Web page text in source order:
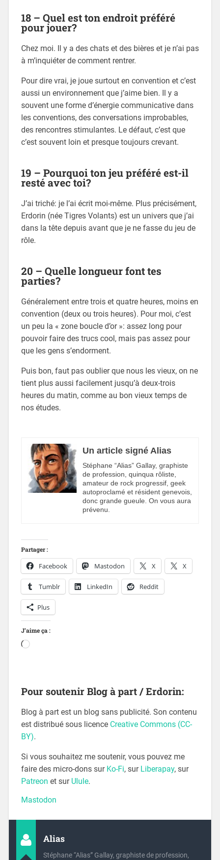
18 – Quel est ton endroit préféré
pour jouer?
Chez moi. Il y a des chats et des bières et je n’ai pas
à m’inquiéter de comment rentrer.
Pour dire vrai, je joue surtout en convention et c’est
aussi un environnement que j’aime bien. Il y a
souvent une forme d’énergie communicative dans
les conventions, des conversations improbables,
des rencontres stimulantes. Le défaut, c’est que
c’est souvent loin et presque toujours crevant.
19 – Pourquoi ton jeu préféré est-il
resté avec toi?
J’ai triché: je l’ai écrit moi-même. Plus précisément,
Erdorin (née Tigres Volants) est un univers que j’ai
dans la tête depuis avant que je ne fasse du jeu de
rôle.
20 – Quelle longueur font tes
parties?
Généralement entre trois et quatre heures, moins en
convention (deux ou trois heures). Pour moi, c’est
un peu la « zone boucle d’or »: assez long pour
pouvoir faire des trucs cool, mais pas assez pour
que les gens s’endorment.
Puis bon, faut pas oublier que nous les vieux, on ne
tient plus aussi facilement jusqu’à deux-trois
heures du matin, comme au bon vieux temps de
nos études.
Un article signé Alias
Stéphane “Alias” Gallay, graphiste
de profession, quinqua rôliste,
amateur de rock progressif, geek
autoproclamé et résident genevois,
donc grande gueule. On vous aura
prévenu.
Partager :
Facebook Mastodon X X
Tumblr LinkedIn Reddit
Plus
J’aime ça :
Pour soutenir Blog à part / Erdorin:
Blog à part est un blog sans publicité. Son contenu
est distribué sous licence Creative Commons (CC-
BY).
Si vous souhaitez me soutenir, vous pouvez me
faire des micro-dons sur Ko-Fi, sur Liberapay, sur
Patreon et sur Ulule.
Mastodon
Alias
Stéphane “Alias” Gallay, graphiste de profession,